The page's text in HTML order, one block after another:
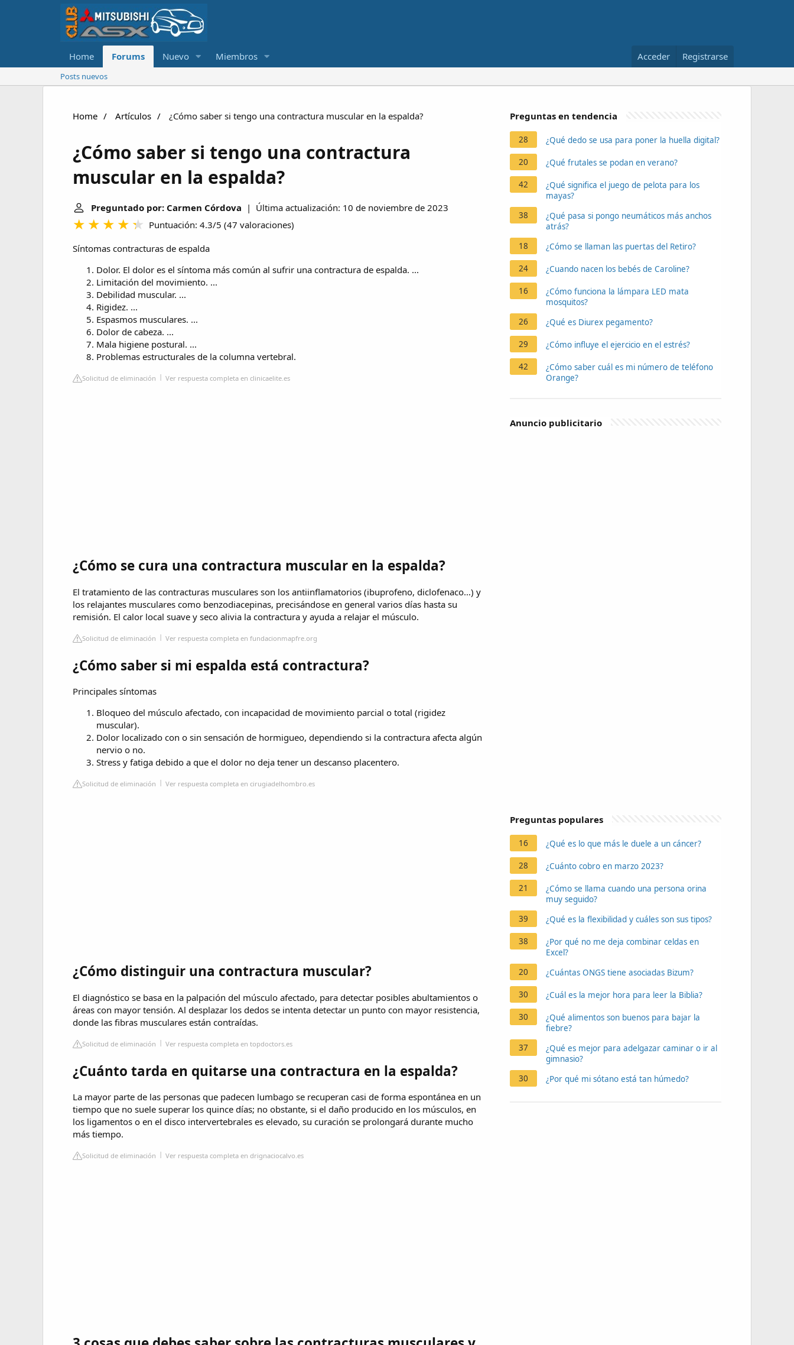
Home Forums Nuevo Miembros Acceder Registrarse
Posts nuevos
Home Artículos ¿Cómo saber si tengo una contractura muscular en la espalda?
¿Cómo saber si tengo una contractura
muscular en la espalda?
Preguntado por: Carmen Córdova | Última actualización: 10 de noviembre de 2023
Puntuación: 4.3/5 (47 valoraciones)
Síntomas contracturas de espalda
Dolor. El dolor es el síntoma más común al sufrir una contractura de espalda. ...
Limitación del movimiento. ...
Debilidad muscular. ...
Rigidez. ...
Espasmos musculares. ...
Dolor de cabeza. ...
Mala higiene postural. ...
Problemas estructurales de la columna vertebral.
Solicitud de eliminación Ver respuesta completa en clinicaelite.es
¿Cómo se cura una contractura muscular en la espalda?
El tratamiento de las contracturas musculares son los antiinflamatorios (ibuprofeno, diclofenaco…) y
los relajantes musculares como benzodiacepinas, precisándose en general varios días hasta su
remisión. El calor local suave y seco alivia la contractura y ayuda a relajar el músculo.
Solicitud de eliminación Ver respuesta completa en fundacionmapfre.org
¿Cómo saber si mi espalda está contractura?
Principales síntomas
Bloqueo del músculo afectado, con incapacidad de movimiento parcial o total (rigidez
muscular).
Dolor localizado con o sin sensación de hormigueo, dependiendo si la contractura afecta algún
nervio o no.
Stress y fatiga debido a que el dolor no deja tener un descanso placentero.
Solicitud de eliminación Ver respuesta completa en cirugiadelhombro.es
¿Cómo distinguir una contractura muscular?
El diagnóstico se basa en la palpación del músculo afectado, para detectar posibles abultamientos o
áreas con mayor tensión. Al desplazar los dedos se intenta detectar un punto con mayor resistencia,
donde las fibras musculares están contraídas.
Solicitud de eliminación Ver respuesta completa en topdoctors.es
¿Cuánto tarda en quitarse una contractura en la espalda?
La mayor parte de las personas que padecen lumbago se recuperan casi de forma espontánea en un
tiempo que no suele superar los quince días; no obstante, si el daño producido en los músculos, en
los ligamentos o en el disco intervertebrales es elevado, su curación se prolongará durante mucho
más tiempo.
Solicitud de eliminación Ver respuesta completa en drignaciocalvo.es
Preguntas en tendencia
28 ¿Qué dedo se usa para poner la huella digital?
20 ¿Qué frutales se podan en verano?
42
¿Qué significa el juego de pelota para los
mayas?
38
¿Qué pasa si pongo neumáticos más anchos
atrás?
18
¿Cómo se llaman las puertas del Retiro?
24 ¿Cuando nacen los bebés de Caroline?
16
¿Cómo funciona la lámpara LED mata
mosquitos?
26
¿Qué es Diurex pegamento?
29 ¿Cómo influye el ejercicio en el estrés?
42
¿Cómo saber cuál es mi número de teléfono
Orange?
Anuncio publicitario
Preguntas populares
16 ¿Qué es lo que más le duele a un cáncer?
28 ¿Cuánto cobro en marzo 2023?
21
¿Cómo se llama cuando una persona orina
muy seguido?
39
¿Qué es la flexibilidad y cuáles son sus tipos?
38
¿Por qué no me deja combinar celdas en
Excel?
20
¿Cuántas ONGS tiene asociadas Bizum?
30 ¿Cuál es la mejor hora para leer la Biblia?
30
¿Qué alimentos son buenos para bajar la
fiebre?
37
¿Qué es mejor para adelgazar caminar o ir al
gimnasio?
30
¿Por qué mi sótano está tan húmedo?